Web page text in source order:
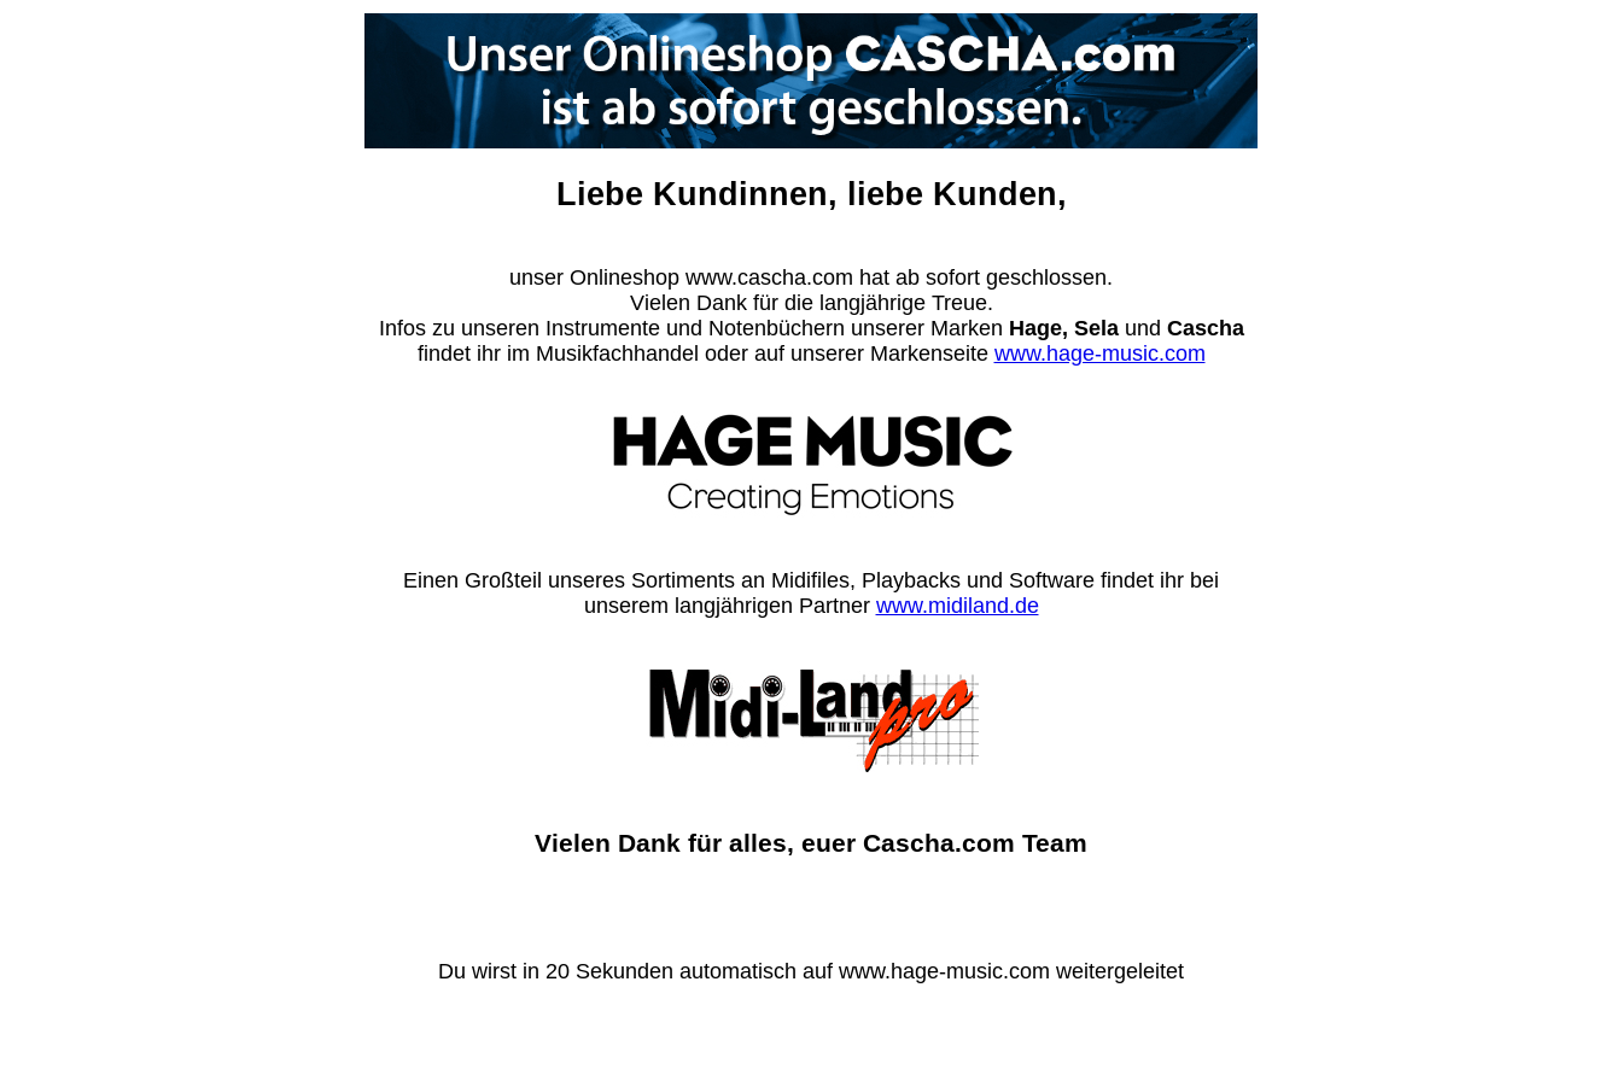
Liebe Kundinnen, liebe Kunden,
unser Onlineshop www.cascha.com hat ab sofort geschlossen.
Vielen Dank für die langjährige Treue.
Infos zu unseren Instrumente und Notenbüchern unserer Marken Hage, Selaund Cascha
findet ihr im Musikfachhandel oder auf unserer Markenseite www.hage-music.com
Einen Großteil unseres Sortiments an Midifiles, Playbacks und Software findet ihr bei
unserem langjährigen Partner www.midiland.de
Vielen Dank für alles, euer Cascha.com Team
Du wirst in 20 Sekunden automatisch auf www.hage-music.com weitergeleitet